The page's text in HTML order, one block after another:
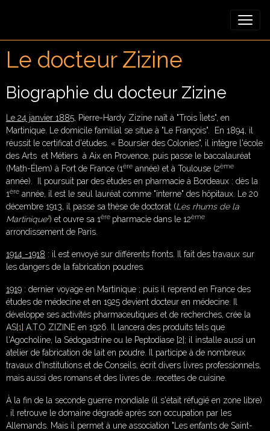
Le docteur Zizine
Biographie du docteur Zizine
Le 24 janvier 1885, Pierre-Hardy Zizine naît à "Trois Îlets", en
Martinique. Le domicile familial se situe à "Le François". En 1894, il
réussit le certificat d'études. « Boursier des Colonies", il intègre l'école
des Arts et Métiers à Aix en Provence, puis passe le baccalauréat
(Math-Élem) à Fort de France (1ère année) et à Toulouse (2ème
année). Il poursuit par des études en pharmacie à Bordeaux : dès la
1ère année, il est le seul lauréat comme "interne" des hôpitaux. Le 20
décembre 1913, il passe sa thèse de doctorat (Les rhums de la
Martinique1) et ouvre sa 1ère pharmacie dans le 12ème
arrondissement de Paris.
1914 -1918 : il est envoyé sur différents fronts. Il fait des travaux sur
les dangers de la fabrication poudres.
1919 : dernier voyage en Martinique ; puis il reprend en France des
études de médecine et en 1925 devient docteur en médecine. Il
développe ses activités pharmaceutiques et de recherches, crée la
AS[1] A.T.O ZIZINE en 1926. Il lancera des produits tels que
l'Agocholine, la Sédogastrine ou le Peptodiase [2]; il installe aussi un
atelier de fabrication de lait en poudre. Il participe à de nombreux
travaux d'Institutions et de Conseils, écrit divers livres professionnels,
mais aussi des romans et des livres de...recettes de cuisine.
À la fin de la seconde guerre mondiale (il s'était réfugié en zone libre)
, il retrouve le domaine dégradé après son occupation par les
Allemands. Mais il permet à une association "Les enfants de Saint-